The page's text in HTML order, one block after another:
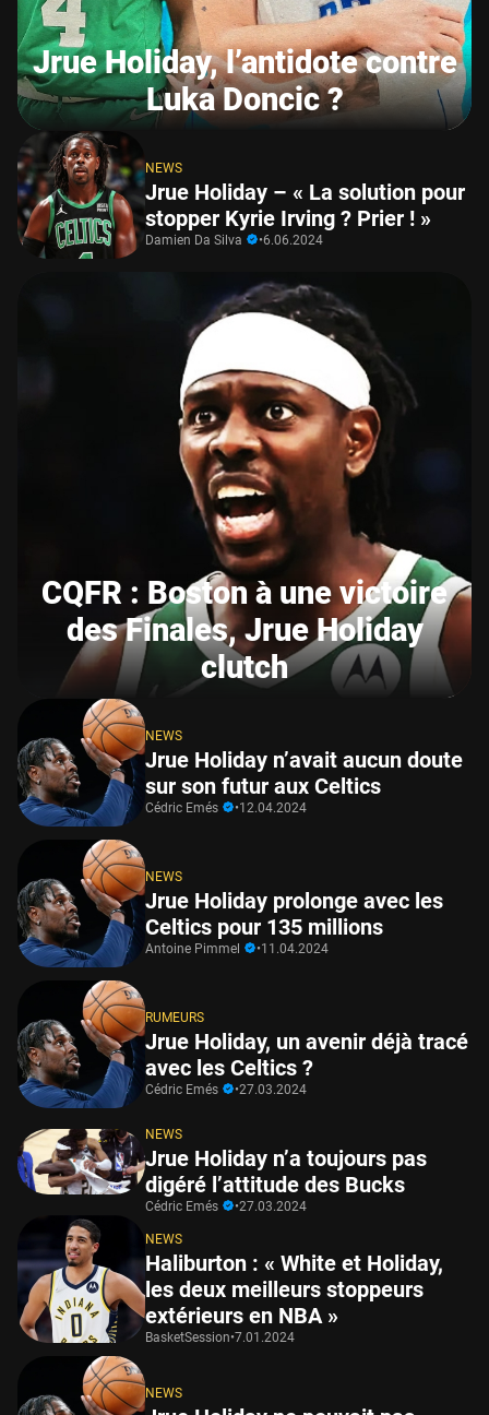
Jrue Holiday, l’antidote contre
Luka Doncic ?
NEWS
Jrue Holiday – « La solution pour
stopper Kyrie Irving ? Prier ! »
Damien Da Silva •6.06.2024
CQFR : Boston à une victoire
des Finales, Jrue Holiday
clutch
NEWS
Jrue Holiday n’avait aucun doute
sur son futur aux Celtics
Cédric Emés •12.04.2024
NEWS
Jrue Holiday prolonge avec les
Celtics pour 135 millions
Antoine Pimmel •11.04.2024
RUMEURS
Jrue Holiday, un avenir déjà tracé
avec les Celtics ?
Cédric Emés •27.03.2024
NEWS
Jrue Holiday n’a toujours pas
digéré l’attitude des Bucks
Cédric Emés •27.03.2024
NEWS
Haliburton : « White et Holiday,
les deux meilleurs stoppeurs
extérieurs en NBA »
BasketSession•7.01.2024
NEWS